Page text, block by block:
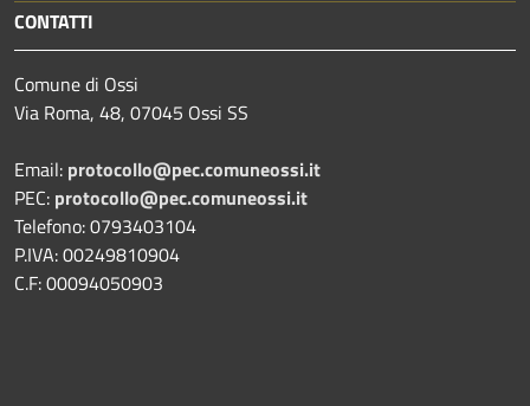
CONTATTI
Comune di Ossi
Via Roma, 48, 07045 Ossi SS
Email: protocollo@pec.comuneossi.it
PEC: protocollo@pec.comuneossi.it
Telefono: 0793403104
P.IVA: 00249810904
C.F: 00094050903